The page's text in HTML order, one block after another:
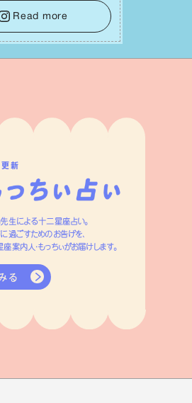
ること。この意識の切り替
に確かな安⼼感をもたらす
Read more
新
生による十二星座占い。
過ごすためのお告げを、
案内人・もっちぃがお届けします。
る